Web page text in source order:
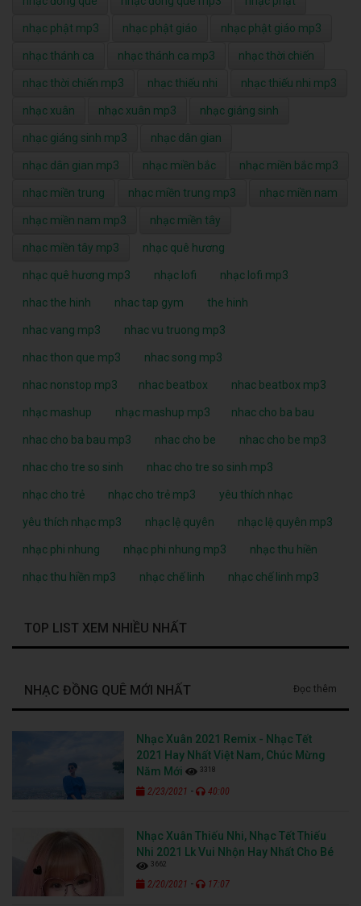
nhạc phật mp3 nhạc phật giáo nhạc phật giáo mp3
nhạc thánh ca nhạc thánh ca mp3 nhạc thời chiến
nhạc thời chiến mp3 nhạc thiếu nhi nhạc thiếu nhi mp3
nhạc xuân nhạc xuân mp3 nhạc giáng sinh
nhạc giáng sinh mp3 nhạc dân gian
nhạc dân gian mp3 nhạc miền bắc nhạc miền bắc mp3
nhạc miền trung nhạc miền trung mp3 nhạc miền nam
nhạc miền nam mp3 nhạc miền tây
nhạc miền tây mp3 nhạc quê hương
nhạc quê hương mp3 nhạc lofi nhạc lofi mp3
nhac the hinh nhac tap gym the hinh
nhac vang mp3 nhac vu truong mp3
nhac thon que mp3 nhac song mp3
nhac nonstop mp3 nhac beatbox nhac beatbox mp3
nhạc mashup nhạc mashup mp3 nhac cho ba bau
nhac cho ba bau mp3 nhac cho be nhac cho be mp3
nhac cho tre so sinh nhac cho tre so sinh mp3
nhạc cho trẻ nhạc cho trẻ mp3 yêu thích nhạc
yêu thích nhạc mp3 nhạc lệ quyên nhạc lệ quyên mp3
nhạc phi nhung nhạc phi nhung mp3 nhạc thu hiền
nhạc thu hiền mp3 nhạc chế linh nhạc chế linh mp3
TOP LIST XEM NHIỀU NHẤT
NHẠC ĐỒNG QUÊ MỚI NHẤT Đọc thêm
Nhạc Xuân 2021 Remix - Nhạc Tết
2021 Hay Nhất Việt Nam, Chúc Mừng
Năm Mới
3318
2/23/2021 - 40:00
Nhạc Xuân Thiếu Nhi, Nhạc Tết Thiếu
Nhi 2021 Lk Vui Nhộn Hay Nhất Cho Bé
3662
2/20/2021 - 17:07